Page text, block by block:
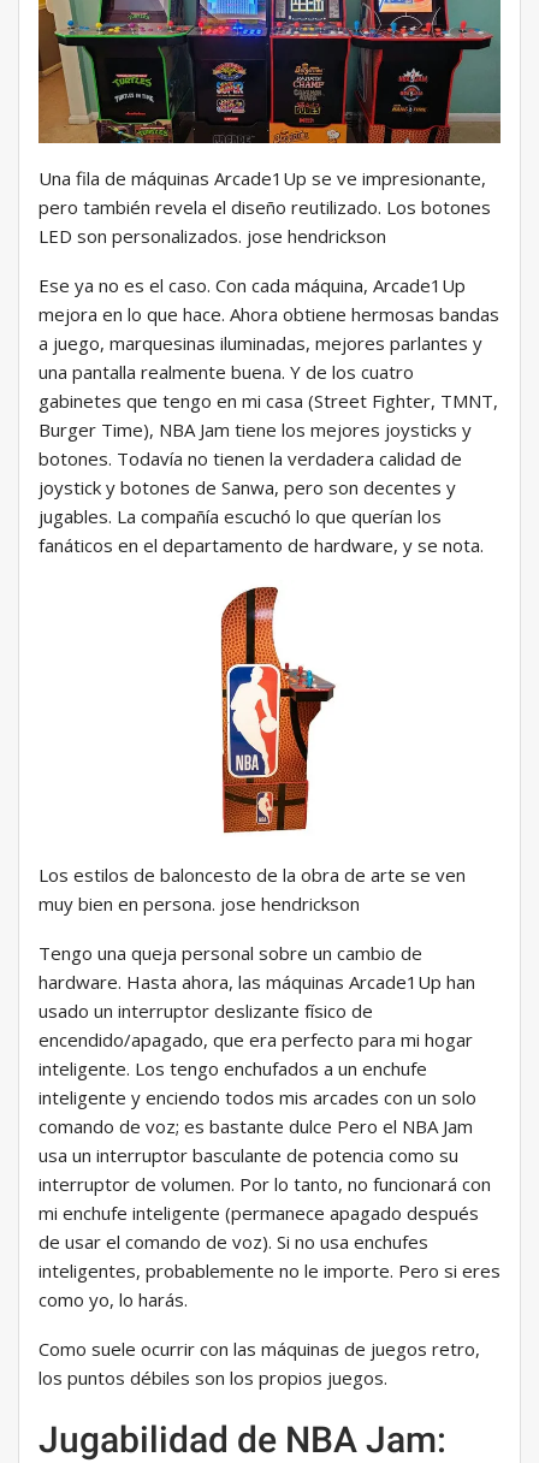
Una fila de máquinas Arcade1Up se ve impresionante,
pero también revela el diseño reutilizado. Los botones
LED son personalizados. jose hendrickson
Ese ya no es el caso. Con cada máquina, Arcade1Up
mejora en lo que hace. Ahora obtiene hermosas bandas
a juego, marquesinas iluminadas, mejores parlantes y
una pantalla realmente buena. Y de los cuatro
gabinetes que tengo en mi casa (Street Fighter, TMNT,
Burger Time), NBA Jam tiene los mejores joysticks y
botones. Todavía no tienen la verdadera calidad de
joystick y botones de Sanwa, pero son decentes y
jugables. La compañía escuchó lo que querían los
fanáticos en el departamento de hardware, y se nota.
Los estilos de baloncesto de la obra de arte se ven
muy bien en persona. jose hendrickson
Tengo una queja personal sobre un cambio de
hardware. Hasta ahora, las máquinas Arcade1Up han
usado un interruptor deslizante físico de
encendido/apagado, que era perfecto para mi hogar
inteligente. Los tengo enchufados a un enchufe
inteligente y enciendo todos mis arcades con un solo
comando de voz; es bastante dulce Pero el NBA Jam
usa un interruptor basculante de potencia como su
interruptor de volumen. Por lo tanto, no funcionará con
mi enchufe inteligente (permanece apagado después
de usar el comando de voz). Si no usa enchufes
inteligentes, probablemente no le importe. Pero si eres
como yo, lo harás.
Como suele ocurrir con las máquinas de juegos retro,
los puntos débiles son los propios juegos.
Jugabilidad de NBA Jam: